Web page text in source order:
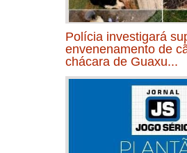
Polícia investigará
envenenamento de
chácara de Guaxu...